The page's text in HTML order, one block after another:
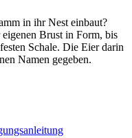
in ihr Nest einbaut?
Brust in Form, bis
Schale. Die Eier darin
Namen gegeben.